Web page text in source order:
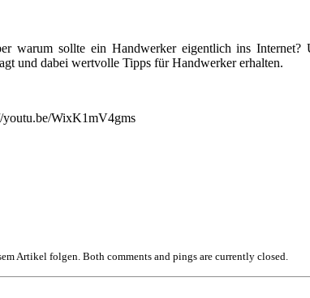
warum sollte ein Handwerker eigentlich ins
und dabei wertvolle Tipps für Handwerker erhalten.
youtu.be/WixK1mV4gms
Artikel folgen. Both comments and pings are currently closed.